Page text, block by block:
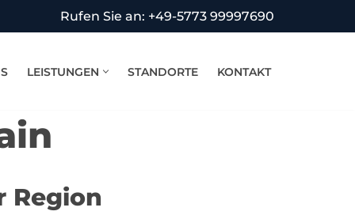
Rufen Sie an: +49-5773 99997690
LEISTUNGEN STANDORTE KONTAKT
Region